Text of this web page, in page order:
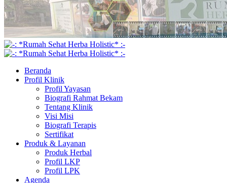
Beranda
Profil Klinik
Profil Yayasan
Biografi Rahmat Bekam
Tentang Klinik
Visi Misi
Biografi Terapis
Sertifikat
Produk & Layanan
Produk Herbal
Profil LKP
Profil LPK
Agenda